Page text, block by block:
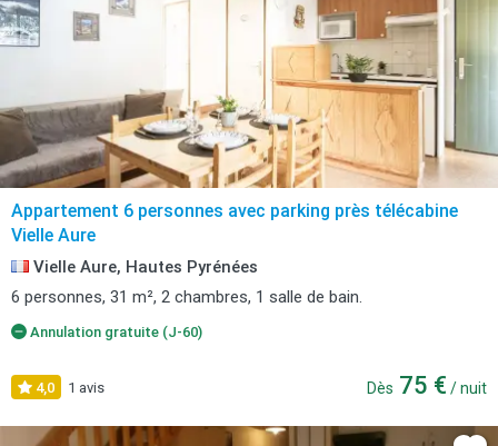
Appartement 6 personnes avec parking près télécabine
Vielle Aure
Vielle Aure, Hautes Pyrénées
6 personnes, 31 m², 2 chambres, 1 salle de bain.
Annulation gratuite (J-60)
4,0 1 avis Dès 75 € / nuit